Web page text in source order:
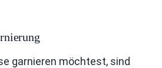
garnieren möchtest, sind